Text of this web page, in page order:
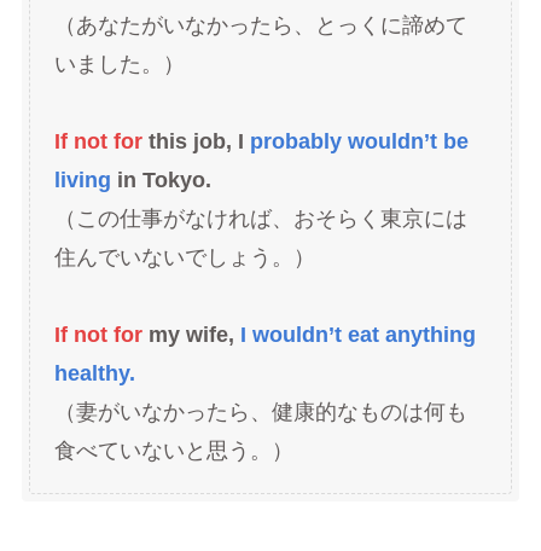
（あなたがいなかったら、とっくに諦めて
いました。）
If not for this job, I probably wouldn’t be
living in Tokyo.
（この仕事がなければ、おそらく東京には
住んでいないでしょう。）
If not formy wife, I wouldn’t eat anything
healthy.
（妻がいなかったら、健康的なものは何も
食べていないと思う。）